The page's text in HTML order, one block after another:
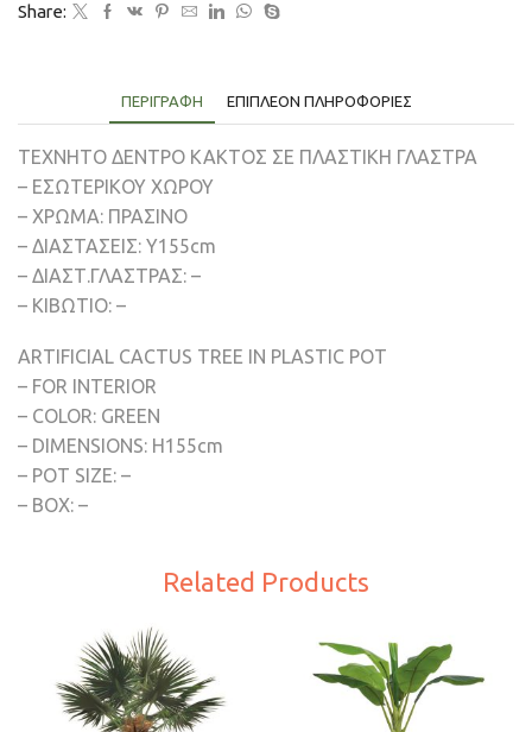
Share:
ΠΕΡΙΓΡΑΦΉ ΕΠΙΠΛΈΟΝ ΠΛΗΡΟΦΟΡΊΕΣ
ΤΕΧΝΗΤΟ ΔΕΝΤΡΟ ΚΑΚΤΟΣ ΣΕ ΠΛΑΣΤΙΚΗ ΓΛΑΣΤΡΑ
– ΕΣΩΤΕΡΙΚOY ΧΩΡΟΥ
– ΧΡΩΜΑ: ΠΡΑΣΙΝΟ
– ΔΙΑΣΤΑΣΕΙΣ: Υ155cm
– ΔΙΑΣΤ.ΓΛΑΣΤΡΑΣ: –
– ΚΙΒΩΤΙΟ: –
ARTIFICIAL CACTUS TREE IN PLASTIC POT
– FOR INTERIOR
– COLOR: GREEN
– DIMENSIONS: H155cm
– POT SIZE: –
– BOX: –
Related Products